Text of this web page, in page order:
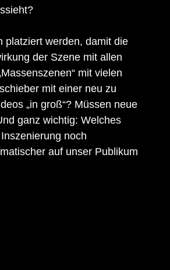
platziert werden, damit die
der Szene mit allen
mit vielen
mit einer neu zu
„in groß“? Müssen neue
ganz wichtig: Welches
noch
auf unser Publikum